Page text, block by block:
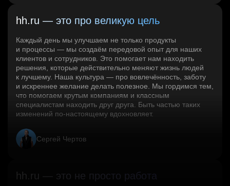
hh.ru — это про великую цель
Каждый день мы улучшаем не только продукты
и процессы — мы создаём передовой опыт для наших
клиентов и сотрудников. Это помогает нам находить
решения, которые действительно меняют жизнь людей
к лучшему. Наша культура — про вовлечённость, заботу
и искреннее желание делать полезное. Мы гордимся тем,
что помогаем крутым компаниям и классным
специалистам находить друг друга. Быть частью таких
изменений по‑настоящему вдохновляет.
Сергей Чертов
hh.ru — это не просто работа